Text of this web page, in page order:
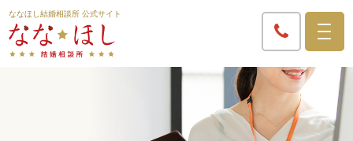
ななほし結婚相談所 公式サイト